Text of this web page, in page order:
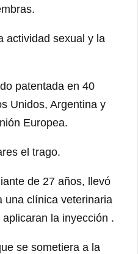
actividad sexual y la
patentada en 40
Unidos, Argentina y
Europea.
el trago.
de 27 años, llevó
una clínica veterinaria
la inyección .
se sometiera a la